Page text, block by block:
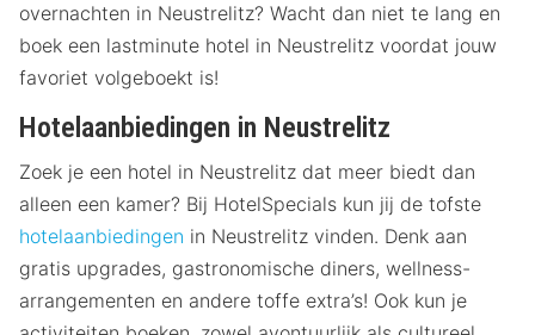
overnachten in Neustrelitz? Wacht dan niet te lang en
boek een lastminute hotel in Neustrelitz voordat jouw
favoriet volgeboekt is!
Hotelaanbiedingen in Neustrelitz
Zoek je een hotel in Neustrelitz dat meer biedt dan
alleen een kamer? Bij HotelSpecials kun jij de tofste
hotelaanbiedingen in Neustrelitz vinden. Denk aan
gratis upgrades, gastronomische diners, wellness-
arrangementen en andere toffe extra’s! Ook kun je